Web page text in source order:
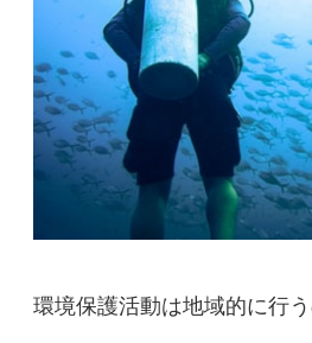
環境保護活動は地域的に行う